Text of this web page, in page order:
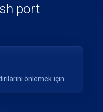
port
önlemek için...